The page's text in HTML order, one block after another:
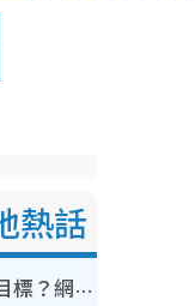
熱話
裝修拆鐵閘隨時變賊人目標？網民揭2大關鍵用途：裝新式等於白裝？附新舊鐵閘分別